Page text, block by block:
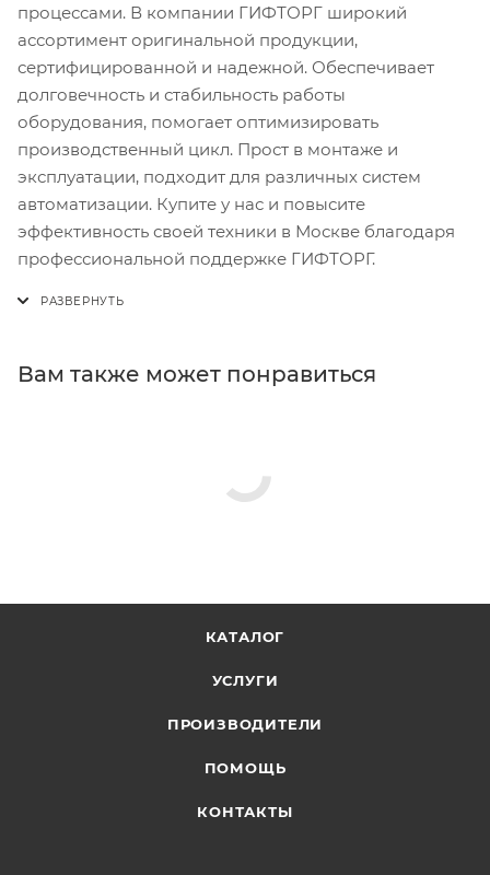
процессами. В компании ГИФТОРГ широкий
ассортимент оригинальной продукции,
сертифицированной и надежной. Обеспечивает
долговечность и стабильность работы
оборудования, помогает оптимизировать
производственный цикл. Прост в монтаже и
эксплуатации, подходит для различных систем
автоматизации. Купите у нас и повысите
эффективность своей техники в Москве благодаря
профессиональной поддержке ГИФТОРГ.
Вам также может понравиться
КАТАЛОГ
УСЛУГИ
ПРОИЗВОДИТЕЛИ
ПОМОЩЬ
КОНТАКТЫ